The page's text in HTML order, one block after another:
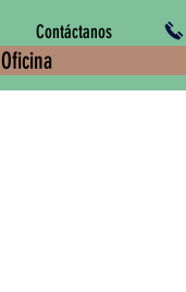
Contáctanos
Oficina